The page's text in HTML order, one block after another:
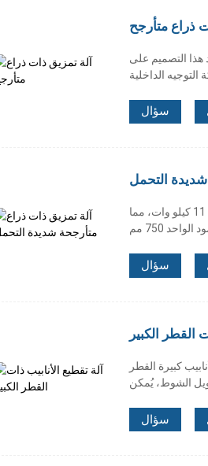
ذراع متأرجح
هذا التصميم على
سؤال
شديدة التحمل
سلسلة آلات التقطيع الثقيلة ذات الذراع المتأرجحة مزودة بوحدة هيدروليكية بقدرة 11 كيلو وات، مما
سؤال
القطر الكبير
كبيرة القطر
سؤال